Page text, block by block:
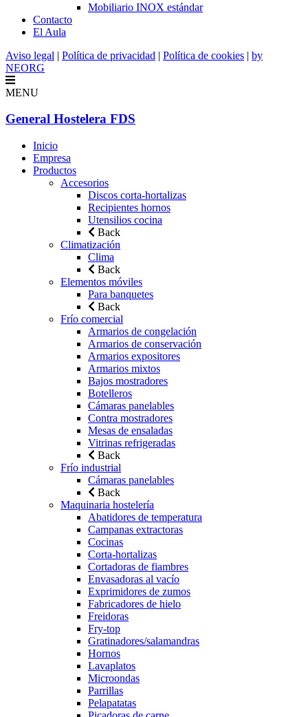
Mobiliario INOX estándar
Contacto
El Aula
Aviso legal | Política de privacidad | Política de cookies | by
NEORG
MENU
General Hostelera FDS
Inicio
Empresa
Productos
Accesorios
Discos corta-hortalizas
Recipientes hornos
Utensilios cocina
Back
Climatización
Clima
Back
Elementos móviles
Para banquetes
Back
Frío comercial
Armarios de congelación
Armarios de conservación
Armarios expositores
Armarios mixtos
Bajos mostradores
Botelleros
Cámaras panelables
Contra mostradores
Mesas de ensaladas
Vitrinas refrigeradas
Back
Frío industrial
Cámaras panelables
Back
Maquinaria hostelería
Abatidores de temperatura
Campanas extractoras
Cocinas
Corta-hortalizas
Cortadoras de fiambres
Envasadoras al vacío
Exprimidores de zumos
Fabricadores de hielo
Freidoras
Fry-top
Gratinadores/salamandras
Hornos
Lavaplatos
Microondas
Parrillas
Pelapatatas